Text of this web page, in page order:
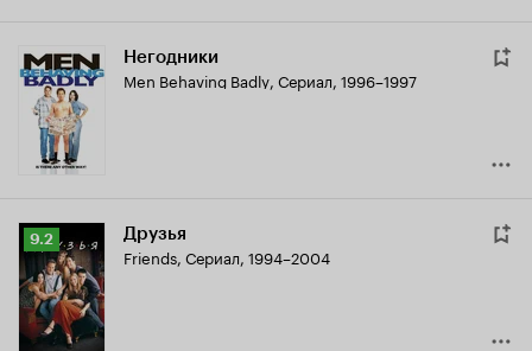
Негодники
Men Behaving Badly, Сериал, 1996–1997
Рейтинг
Кинопоиска
9.2
9.2 Друзья
Friends, Сериал, 1994–2004